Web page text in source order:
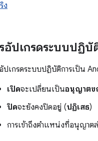
ง
อัปเกรดระบบปฏิบั
ปเกรดระบบปฏิบัติการเป็น
เปิดจะเปลี่ยนเป็นอนุญาตข
ปิดจะยังคงปิดอยู่ (ปฏิเสธ)
การเข้าถึงตำแหน่งที่อนุญา